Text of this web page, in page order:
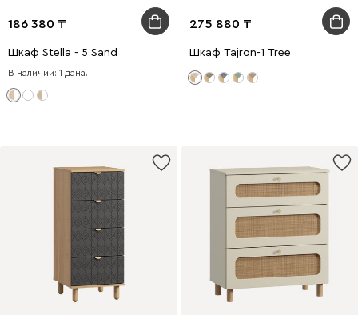
186 380
Шкаф Stella - 5 Sand
В наличии: 1 дана.
275 880
Шкаф Tajron-1 Tree